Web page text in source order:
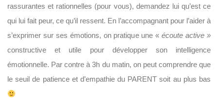
rassurantes et rationnelles (pour vous), demandez lui qu’est ce
qui lui fait peur, ce qu’il ressent. En l’accompagnant pour l’aider à
s’exprimer sur ses émotions, on pratique une «écoute active »
constructive et utile pour développer son intelligence
émotionnelle. Par contre à 3h du matin, on peut comprendre que
le seuil de patience et d’empathie du PARENT soit au plus bas